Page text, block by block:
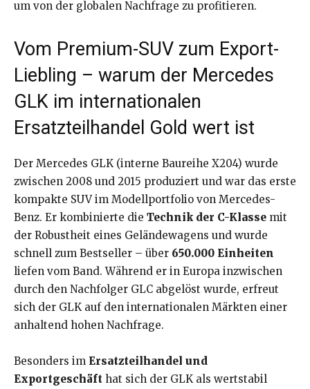
um von der globalen Nachfrage zu profitieren.
Vom Premium-SUV zum Export-
Liebling – warum der Mercedes
GLK im internationalen
Ersatzteilhandel Gold wert ist
Der Mercedes GLK (interne Baureihe X204) wurde
zwischen 2008 und 2015 produziert und war das erste
kompakte SUV im Modellportfolio von Mercedes-
Benz. Er kombinierte die Technik der C-Klasse mit
der Robustheit eines Geländewagens und wurde
schnell zum Bestseller – über 650.000 Einheiten
liefen vom Band. Während er in Europa inzwischen
durch den Nachfolger GLC abgelöst wurde, erfreut
sich der GLK auf den internationalen Märkten einer
anhaltend hohen Nachfrage.
Besonders im Ersatzteilhandel und
Exportgeschäft hat sich der GLK als wertstabil